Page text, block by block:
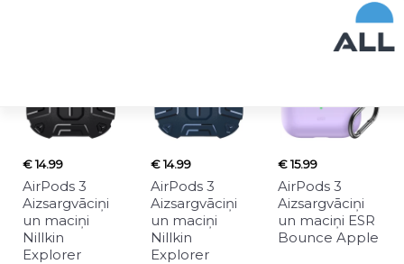
€ 14.99
AirPods 3
Aizsargvāciņi
un maciņi
Nillkin
Explorer
€ 14.99
AirPods 3
Aizsargvāciņi
un maciņi
Nillkin
Explorer
€ 15.99
AirPods 3
Aizsargvāciņi
un maciņi ESR
Bounce Apple